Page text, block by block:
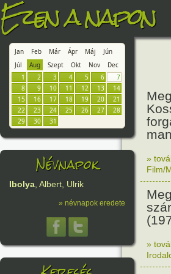
Ezen a napon
Jan Feb Már Ápr Máj
Jún
Júl
Aug Szept Okt Nov
Dec
1
2 3 4 5 6
7
8
9 10 11 12 13
14
15
16 17 18 19 20
21
22
23 24 25 26 27
28
29
30 31
Névnapok
Ibolya, Albert, Ulrik
» névnapok eredete
»
Film/
»